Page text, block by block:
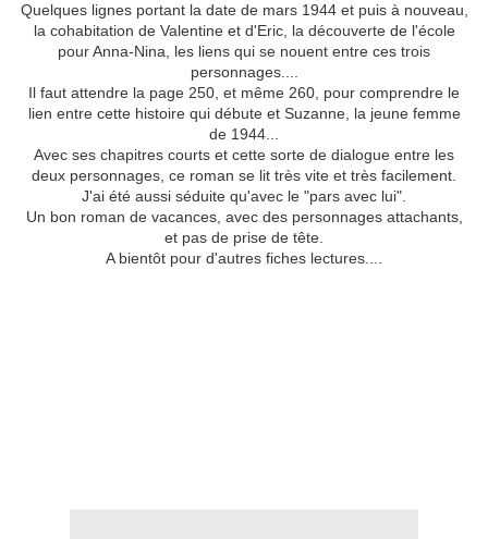
Quelques lignes portant la date de mars 1944 et puis à nouveau,
la cohabitation de Valentine et d'Eric, la découverte de l'école
pour Anna-Nina, les liens qui se nouent entre ces trois
personnages....
Il faut attendre la page 250, et même 260, pour comprendre le
lien entre cette histoire qui débute et Suzanne, la jeune femme
de 1944...
Avec ses chapitres courts et cette sorte de dialogue entre les
deux personnages, ce roman se lit très vite et très facilement.
J'ai été aussi séduite qu'avec le "pars avec lui".
Un bon roman de vacances, avec des personnages attachants,
et pas de prise de tête.
A bientôt pour d'autres fiches lectures....